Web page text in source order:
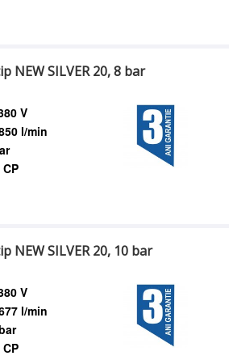
NEW SILVER 20, 8 bar
V
l/min
CP
NEW SILVER 20, 10 bar
V
l/min
CP